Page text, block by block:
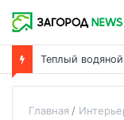
Что такое
Главная